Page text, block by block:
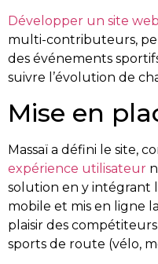
Développer un site web
multi-contributeurs,
des événements
suivre l’évolution de
Mise en
Massaï a défini le site,
expérience utilisateur
solution en y intégrant
mobile et mis en ligne
plaisir des
sports de route (vélo,